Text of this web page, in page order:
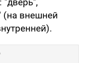
(на внешней